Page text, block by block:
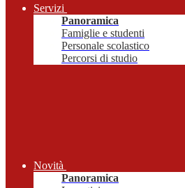
Servizi
Panoramica
Famiglie e studenti
Personale scolastico
Percorsi di studio
Novità
Panoramica